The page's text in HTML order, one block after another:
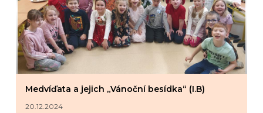
Medvíďata a jejich „Vánoční besídka“ (I.B)
20.12.2024